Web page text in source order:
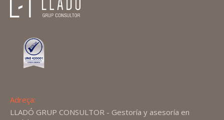
Adreça:
LLADÓ GRUP CONSULTOR - Gestoría y asesoría en